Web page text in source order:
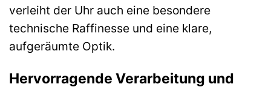
verleiht der Uhr auch eine besondere
technische Raffinesse und eine klare,
aufgeräumte Optik.
Hervorragende Verarbeitung und